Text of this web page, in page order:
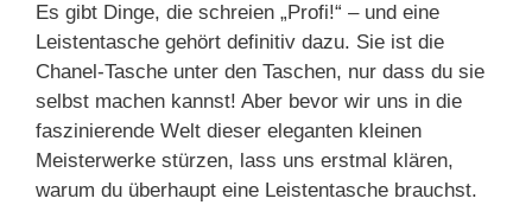
Es gibt Dinge, die schreien „Profi!“ – und eine
Leistentasche gehört definitiv dazu. Sie ist die
Chanel-Tasche unter den Taschen, nur dass du sie
selbst machen kannst! Aber bevor wir uns in die
faszinierende Welt dieser eleganten kleinen
Meisterwerke stürzen, lass uns erstmal klären,
warum du überhaupt eine Leistentasche brauchst.